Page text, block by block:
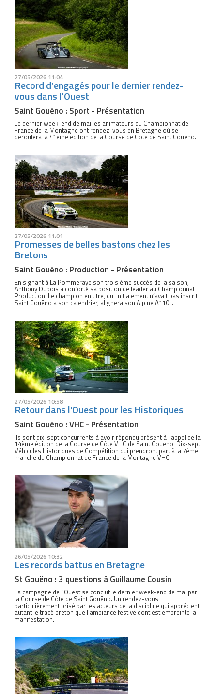
27/05/2026 11:04
Record d’engagés pour le dernier rendez-
vous dans l’Ouest
Saint Gouëno : Sport - Présentation
Le dernier week-end de mai les animateurs du Championnat de
France de la Montagne ont rendez-vous en Bretagne où se
déroulera la 41ème édition de la Course de Côte de Saint Gouëno.
27/05/2026 11:01
Promesses de belles bastons chez les
Bretons
Saint Gouëno : Production - Présentation
En signant à La Pommeraye son troisième succès de la saison,
Anthony Dubois a conforté sa position de leader au Championnat
Production. Le champion en titre, qui initialement n’avait pas inscrit
Saint Gouëno a son calendrier, alignera son Alpine A110...
27/05/2026 10:58
Retour dans l'Ouest pour les Historiques
Saint Gouëno : VHC - Présentation
Ils sont dix-sept concurrents à avoir répondu présent à l’appel de la
14ème édition de la Course de Côte VHC de Saint Gouëno. Dix-sept
Véhicules Historiques de Compétition qui prendront part à la 7ème
manche du Championnat de France de la Montagne VHC.
26/05/2026 10:32
Les records battus en Bretagne
St Gouëno : 3 questions à Guillaume Cousin
La campagne de l’Ouest se conclut le dernier week-end de mai par
la Course de Côte de Saint Gouëno. Un rendez-vous
particulièrement prisé par les acteurs de la discipline qui apprécient
autant le tracé breton que l’ambiance festive dont est empreinte la
manifestation.